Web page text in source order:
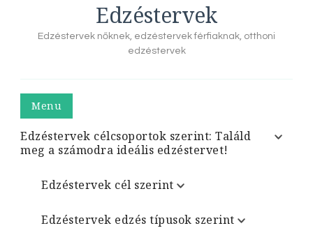
Edzéstervek
Edzéstervek nőknek, edzéstervek férfiaknak, otthoni
edzéstervek
Menu
Edzéstervek célcsoportok szerint: Találd
meg a számodra ideális edzéstervet!
Edzéstervek cél szerint
Edzéstervek edzés típusok szerint